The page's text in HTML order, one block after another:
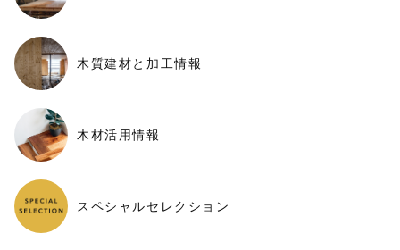
木質建材と加工情報
木材活用情報
スペシャルセレクション